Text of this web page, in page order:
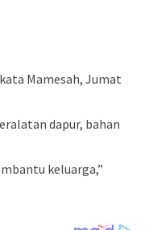
Mamesah, Jumat
dapur, bahan
keluarga,”